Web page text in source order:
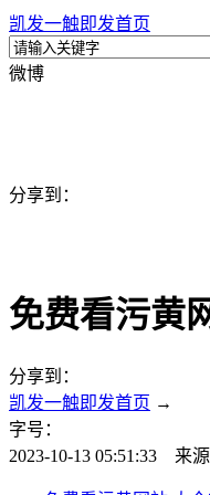
凯发一触即发首页
微博
分享到：
免费看污黄
分享到：
凯发一触即发首页 →
字号：
2023-10-13 05:51:33 来源